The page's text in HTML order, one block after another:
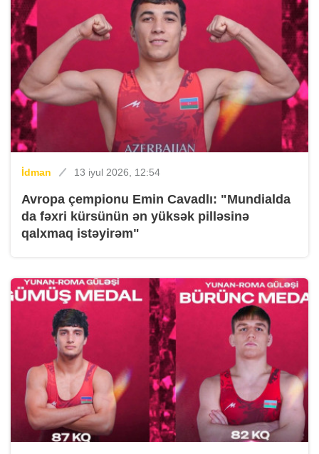
İdman 13 iyul 2026, 12:54
Avropa çempionu Emin Cavadlı: "Mundialda
da fəxri kürsünün ən yüksək pilləsinə
qalxmaq istəyirəm"